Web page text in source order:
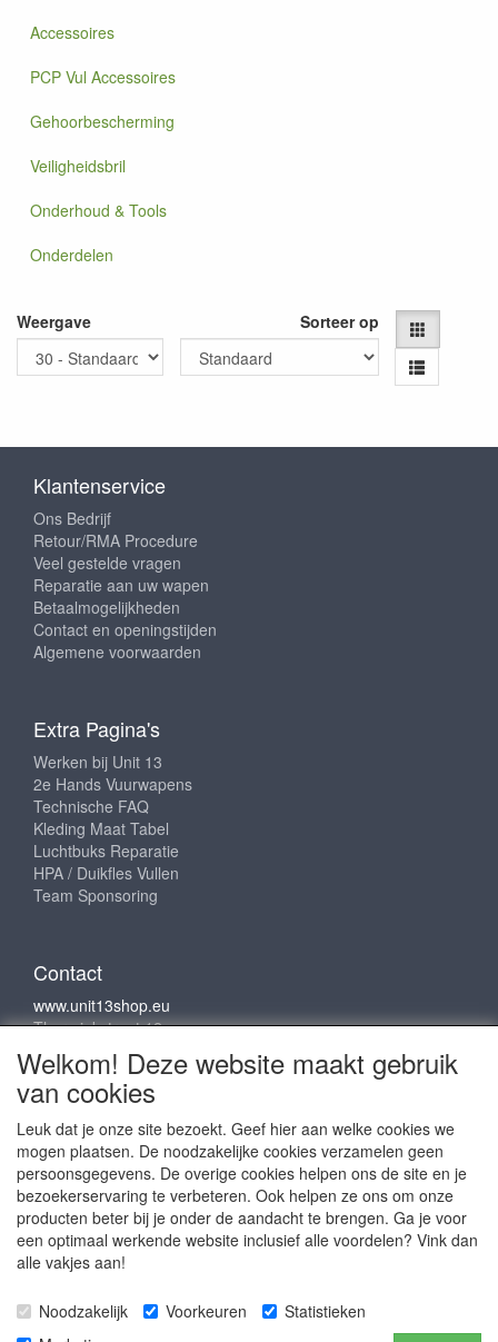
Accessoires
PCP Vul Accessoires
Gehoorbescherming
Veiligheidsbril
Onderhoud & Tools
Onderdelen
Weergave Sorteer op
Klantenservice
Ons Bedrijf
Retour/RMA Procedure
Veel gestelde vragen
Reparatie aan uw wapen
Betaalmogelijkheden
Contact en openingstijden
Algemene voorwaarden
Extra Pagina's
Werken bij Unit 13
2e Hands Vuurwapens
Technische FAQ
Kleding Maat Tabel
Luchtbuks Reparatie
HPA / Duikfles Vullen
Team Sponsoring
Contact
www.unit13shop.eu
Thermiekstraat 12
6361 HB Nuth
info@unit13shop.eu
Sociale media
RESERVED to © Unit 13 Outdoor Adventures
Copyright © Copy claim on the name and logo Unit 13
Welkom! Deze website maakt gebruik
van cookies
Leuk dat je onze site bezoekt. Geef hier aan welke cookies we
mogen plaatsen. De noodzakelijke cookies verzamelen geen
persoonsgegevens. De overige cookies helpen ons de site en je
bezoekerservaring te verbeteren. Ook helpen ze ons om onze
producten beter bij je onder de aandacht te brengen. Ga je voor
een optimaal werkende website inclusief alle voordelen? Vink dan
alle vakjes aan!
Noodzakelijk Voorkeuren
Statistieken